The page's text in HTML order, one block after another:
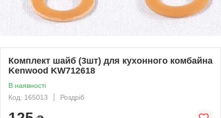
Комплект шайб (3шт) для кухонного комбайна
Kenwood KW712618
В наявності
Код: 165013
Роздріб